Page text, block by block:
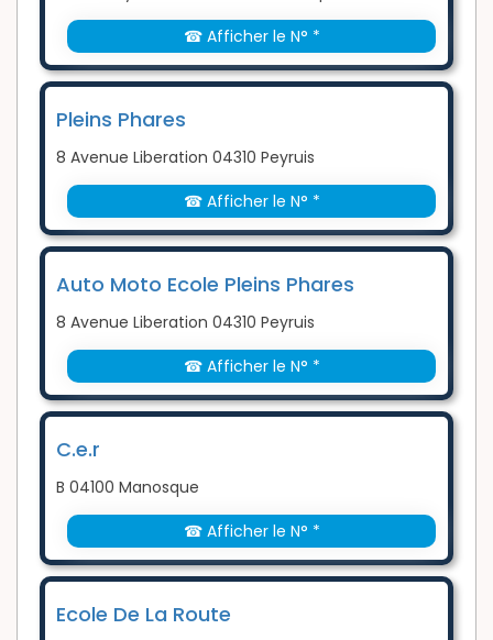
☎ Afficher le N° *
Pleins Phares
8 Avenue Liberation 04310 Peyruis
☎ Afficher le N° *
Auto Moto Ecole Pleins Phares
8 Avenue Liberation 04310 Peyruis
☎ Afficher le N° *
C.e.r
B 04100 Manosque
☎ Afficher le N° *
Ecole De La Route